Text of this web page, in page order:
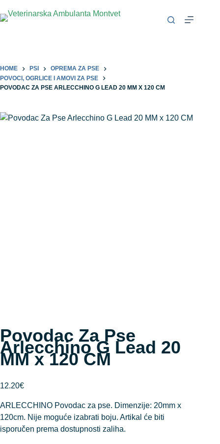
HOME PSI
OPREMA ZA PSE
POVOCI, OGRLICE I AMOVI ZA PSE
POVODAC ZA PSE ARLECCHINO G LEAD 20 MM X 120 CM
Povodac Za Pse
Arlecchino G Lead 20
MM x 120 CM
12.20€
ARLECCHINO Povodac za pse. Dimenzije: 20mm x
120cm. Nije moguće izabrati boju. Artikal će biti
isporučen prema dostupnosti zaliha.